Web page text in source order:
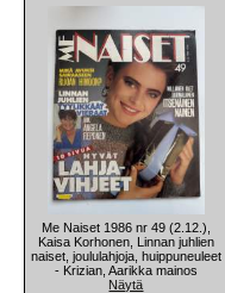
Me Naiset 1986 nr 49 (2.12.),
Kaisa Korhonen, Linnan juhlien
naiset, joululahjoja, huippuneuleet
- Krizian, Aarikka mainos
Näytä